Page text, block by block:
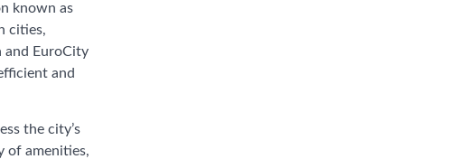
known as
cities,
and EuroCity
and
the city’s
of amenities,